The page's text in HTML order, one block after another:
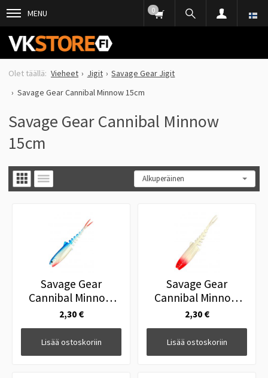
MENU 0
Vieheet Jigit
Savage Gear Jigit
Savage Gear Cannibal Minnow 15cm
Savage Gear Cannibal Minnow
15cm
Savage Gear
Cannibal Minnow
15cm Blue Pearl
2,30 €
Lisää ostoskoriin
Savage Gear
Cannibal Minnow
15cm Red Head
2,30 €
Lisää ostoskoriin